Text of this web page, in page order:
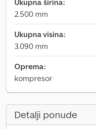
Ukupna širina:
2.500 mm
Ukupna visina:
3.090 mm
Oprema:
kompresor
Detalji ponude